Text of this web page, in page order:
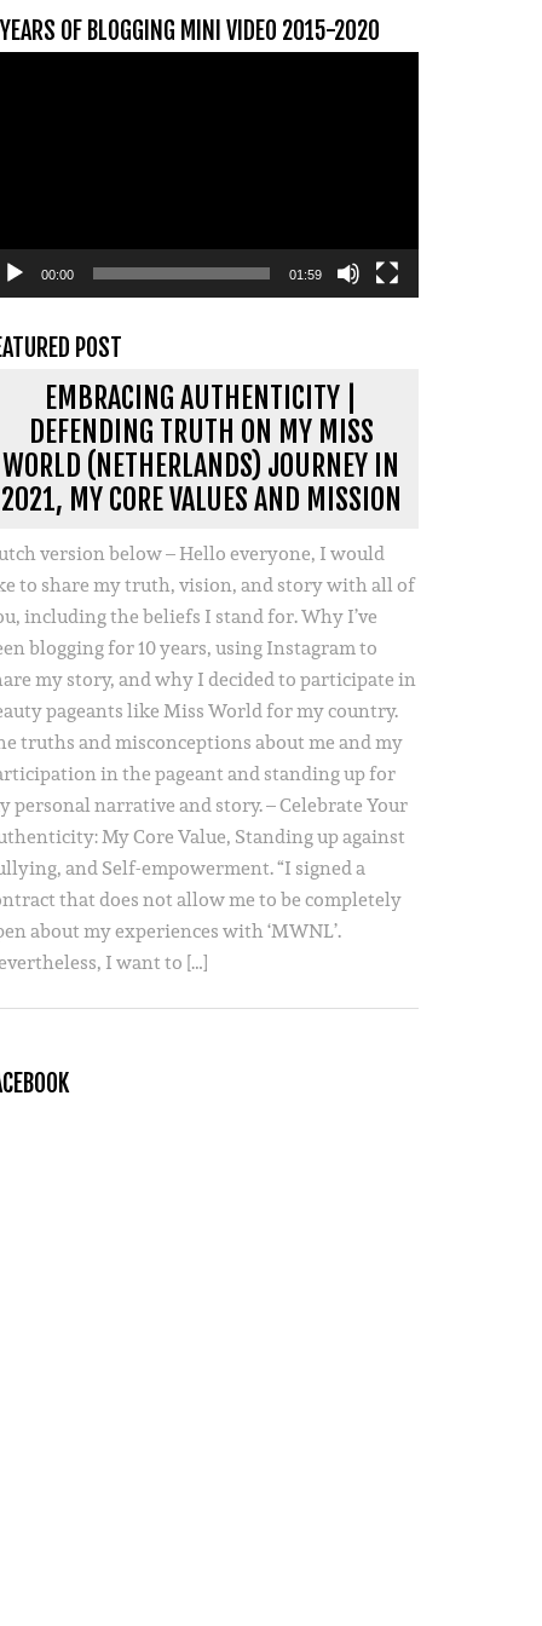
OF BLOGGING MINI VIDEO 2015-2020
00:00 01:59
POST
EMBRACING AUTHENTICITY |
DEFENDING TRUTH ON MY MISS
WORLD (NETHERLANDS) JOURNEY IN
2021, MY CORE VALUES AND MISSION
version below – Hello everyone, I would
to share my truth, vision, and story with all of
including the beliefs I stand for. Why I’ve
blogging for 10 years, using Instagram to
my story, and why I decided to participate in
pageants like Miss World for my country.
truths and misconceptions about me and my
in the pageant and standing up for
personal narrative and story. – Celebrate Your
My Core Value, Standing up against
and Self-empowerment. “I signed a
that does not allow me to be completely
about my experiences with ‘MWNL’.
I want to […]